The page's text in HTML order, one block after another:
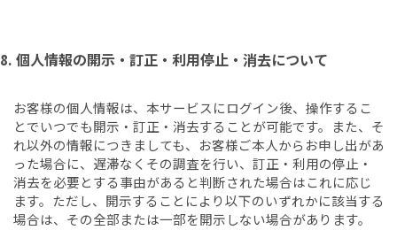
8. 個人情報の開示・訂正・利用停止・消去について
お客様の個人情報は、本サービスにログイン後、操作するこ
とでいつでも開示・訂正・消去することが可能です。また、そ
れ以外の情報につきましても、お客様ご本人からお申し出があ
った場合に、遅滞なくその調査を行い、訂正・利用の停止・
消去を必要とする事由があると判断された場合はこれに応じ
ます。ただし、開示することにより以下のいずれかに該当する
場合は、その全部または一部を開示しない場合があります。